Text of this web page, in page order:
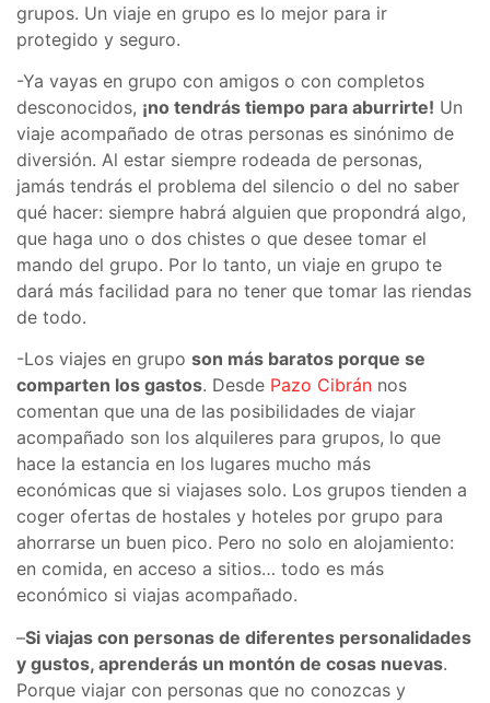
grupos. Un viaje en grupo es lo mejor para ir
protegido y seguro.
-Ya vayas en grupo con amigos o con completos
desconocidos, ¡no tendrás tiempo para aburrirte! Un
viaje acompañado de otras personas es sinónimo de
diversión. Al estar siempre rodeada de personas,
jamás tendrás el problema del silencio o del no saber
qué hacer: siempre habrá alguien que propondrá algo,
que haga uno o dos chistes o que desee tomar el
mando del grupo. Por lo tanto, un viaje en grupo te
dará más facilidad para no tener que tomar las riendas
de todo.
-Los viajes en grupo son más baratos porque se
comparten los gastos. Desde Pazo Cibrán nos
comentan que una de las posibilidades de viajar
acompañado son los alquileres para grupos, lo que
hace la estancia en los lugares mucho más
económicas que si viajases solo. Los grupos tienden a
coger ofertas de hostales y hoteles por grupo para
ahorrarse un buen pico. Pero no solo en alojamiento:
en comida, en acceso a sitios… todo es más
económico si viajas acompañado.
–Si viajas con personas de diferentes personalidades
y gustos, aprenderás un montón de cosas nuevas.
Porque viajar con personas que no conozcas y